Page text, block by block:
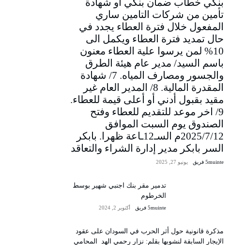
تأمين من شركات التامين ساري
المفعول خلال فترة العطاء يجدد في
حال تمديد فترة العطاء ويكمل الى
10% لمن يرسوا علية العطاء معنون
باسم السيد/ مدير عام هيئة الطرق
والجسور ومصارف المياه. 7/ شهادة
المقدرة المالية. 8/ المدير العام غير
مقيد بقبول أدني أو أعلى قيمة للعطاء.
9/ اخر موعد للتقديم للعطاء وفتح
الصندوق يوم السبت الموافق
2025/7/12م السـ12ـاعة ظهرا. بابكر
السر بابكر مدير إدارة الشراء والتعاقد
5muinte فريق يونيو 27, 2025
تدمير مقر بنك اجنبي شهير بوسط
الخرطوم
5muinte فريق أكتوبر 2, 2024
مذكرة قانونية حول أثر الحرب في السودان على عقود
الإيجار السابقة لنشوبها بقلم: نزار رحمي الهد المحامي